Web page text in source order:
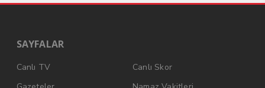
SAYFALAR
Canlı TV
Canlı Skor